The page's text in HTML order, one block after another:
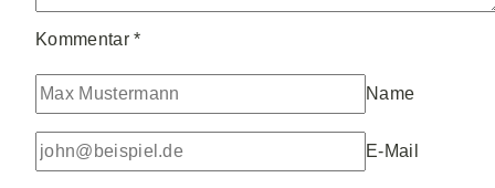
Kommentar*
Name
E-Mail